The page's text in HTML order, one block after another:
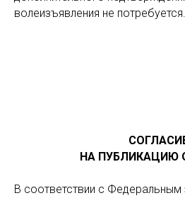
волеизъявления не потребуется.
НА ПУБЛИКАЦИЮ
В соответствии с Федеральным